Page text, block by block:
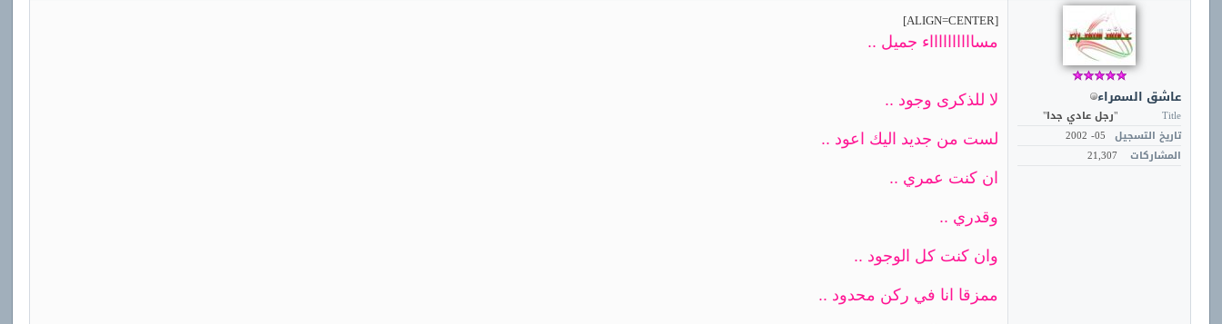
عاشق السمراء
Title
"رجل عادي جدا"
تاريخ التسجيل 05- 2002
المشاركات
21,307
[ALIGN=CENTER]
مسااااااااااء جميل ..
لا للذكرى وجود ..
لست من جديد اليك اعود ..
ان كنت عمري ..
وقدري ..
وان كنت كل الوجود ..
ممزقا انا في ركن محدود ..